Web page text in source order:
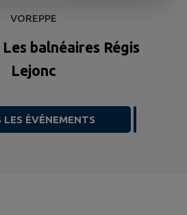
VOREPPE
balnéaires Régis
Lejonc
LES ÉVÉNEMENTS